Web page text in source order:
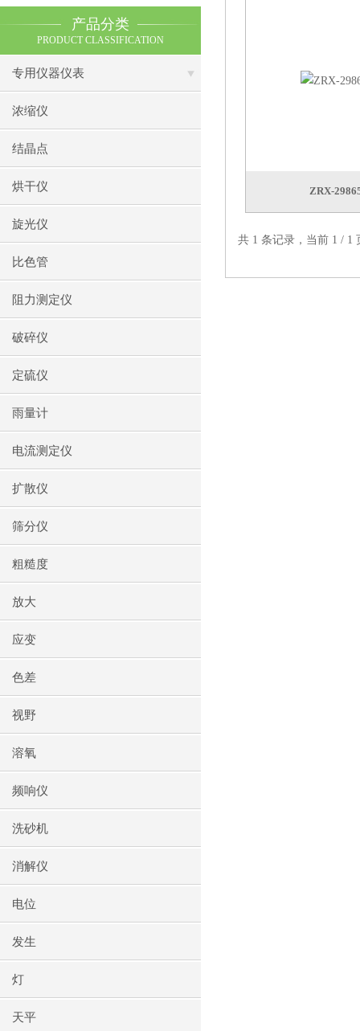
产品分类
PRODUCT CLASSIFICATION
专用仪器仪表
浓缩仪
结晶点
烘干仪
旋光仪
比色管
阻力测定仪
破碎仪
定硫仪
雨量计
电流测定仪
扩散仪
筛分仪
粗糙度
放大
应变
色差
视野
溶氧
频响仪
洗砂机
消解仪
电位
发生
灯
天平
ZRX-
共 1 条记录，当前 1 /